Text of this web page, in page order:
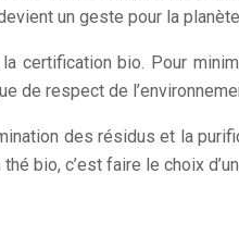
un geste pour la
certification bio. Pour
de respect de
des résidus et la
bio, c’est faire le choix